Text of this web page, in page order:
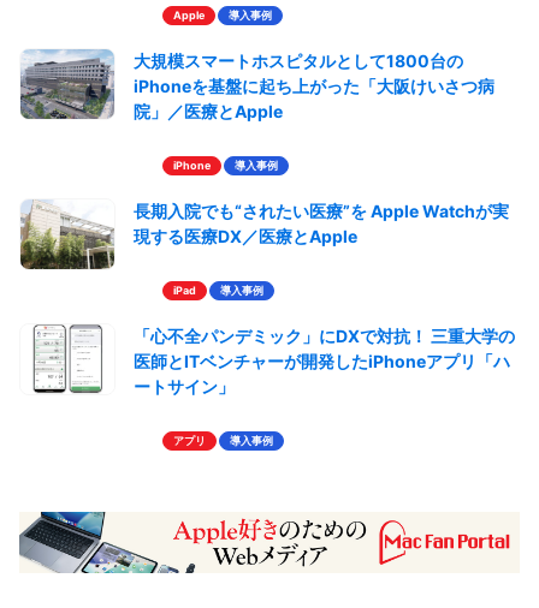
Apple 導入事例
大規模スマートホスピタルとして1800台の
iPhoneを基盤に起ち上がった「大阪けいさつ病
院」／医療とApple
iPhone 導入事例
長期入院でも“されたい医療”を Apple Watchが実
現する医療DX／医療とApple
iPad 導入事例
「心不全パンデミック」にDXで対抗！ 三重大学の
医師とITベンチャーが開発したiPhoneアプリ「ハ
ートサイン」
アプリ 導入事例